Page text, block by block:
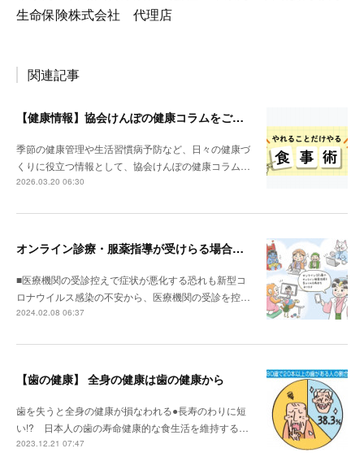
生命保険株式会社 代理店
関連記事
【健康情報】協会けんぽの健康コラムをご紹介
季節の健康管理や生活習慣病予防など、日々の健康づ
くりに役立つ情報として、協会けんぽの健康コラム…
2026.03.20 06:30
オンライン診療・服薬指導が受けらる場合も・・
■医療機関の受診控えで症状が悪化する恐れも新型コ
ロナウイルス感染の不安から、医療機関の受診を控…
2024.02.08 06:37
【歯の健康】 全身の健康は歯の健康から
歯を失うと全身の健康が損なわれる●長寿のわりに短
い!? 日本人の歯の寿命健康的な食生活を維持する…
2023.12.21 07:47